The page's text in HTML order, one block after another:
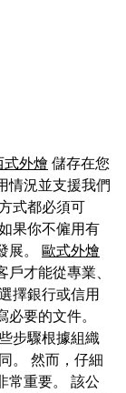
式外燴 儲存在您
情況並支援我們
式都必須可
果你不僱用有
展。
歐式外燴
才能從專業、
擇銀行或信用
要的文件。
步驟根據組織
。 然而，仔細
常重要。 該公